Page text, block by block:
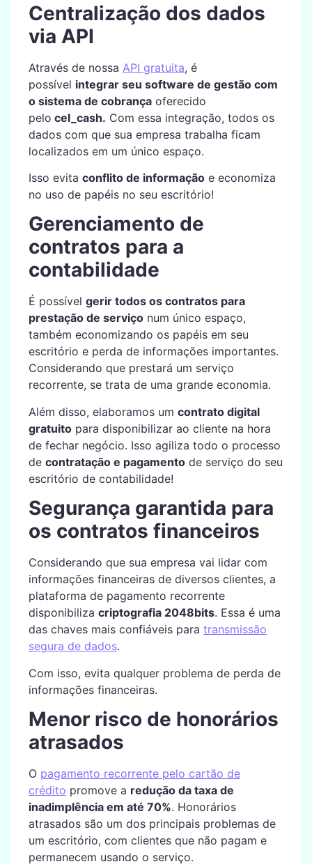
Centralização dos dados
via API
Através de nossa API gratuita, é
possível integrar seu software de gestão com
o sistema de cobrançaoferecido
pelo cel_cash. Com essa integração, todos os
dados com que sua empresa trabalha ficam
localizados em um único espaço.
Isso evita conflito de informaçãoe economiza
no uso de papéis no seu escritório!
Gerenciamento de
contratos para a
contabilidade
É possível gerir todos os contratos para
prestação de serviçonum único espaço,
também economizando os papéis em seu
escritório e perda de informações importantes.
Considerando que prestará um serviço
recorrente, se trata de uma grande economia.
Além disso, elaboramos um contrato digital
gratuitopara disponibilizar ao cliente na hora
de fechar negócio. Isso agiliza todo o processo
de contratação e pagamentode serviço do seu
escritório de contabilidade!
Segurança garantida para
os contratos financeiros
Considerando que sua empresa vai lidar com
informações financeiras de diversos clientes, a
plataforma de pagamento recorrente
disponibiliza criptografia 2048bits. Essa é uma
das chaves mais confiáveis para transmissão
segura de dados.
Com isso, evita qualquer problema de perda de
informações financeiras.
Menor risco de honorários
atrasados
O pagamento recorrente pelo cartão de
crédito promove a redução da taxa de
inadimplência em até 70%. Honorários
atrasados são um dos principais problemas de
um escritório, com clientes que não pagam e
permanecem usando o serviço.